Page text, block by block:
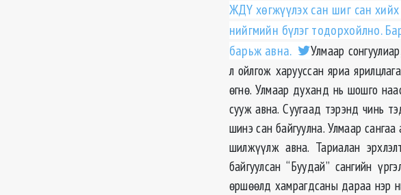
ЖДҮ хөгжүүлэх сан шиг сан
нийгмийн бүлэг тодорхойлно.
барьж авна.
Улмаар
л ойлгож харууссан яриа
өгнө. Улмаар духанд нь шошго
сууж авна. Суугаад тэрэнд чинь
шинэ сан байгуулна. Улмаар
шилжүүлж авна. Тариалан
байгуулсан “Буудай” сангийн
өршөөлд хамрагдсаны дараа нэр